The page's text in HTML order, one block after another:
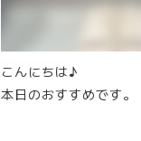
こんにちは♪
本日のおすすめです。